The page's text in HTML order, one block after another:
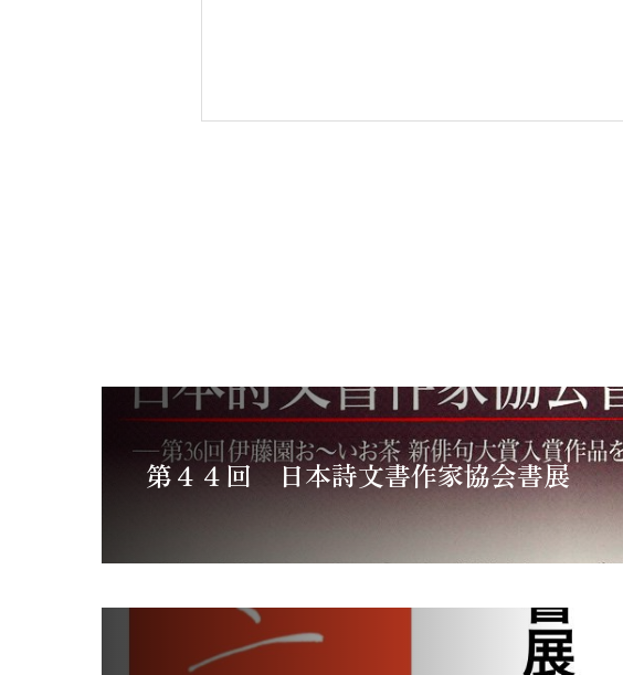
第４４回 日本詩文書作家協会書展